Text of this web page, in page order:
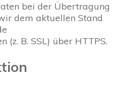
bei der Übertragung
dem aktuellen Stand
(z. B. SSL) über HTTPS.